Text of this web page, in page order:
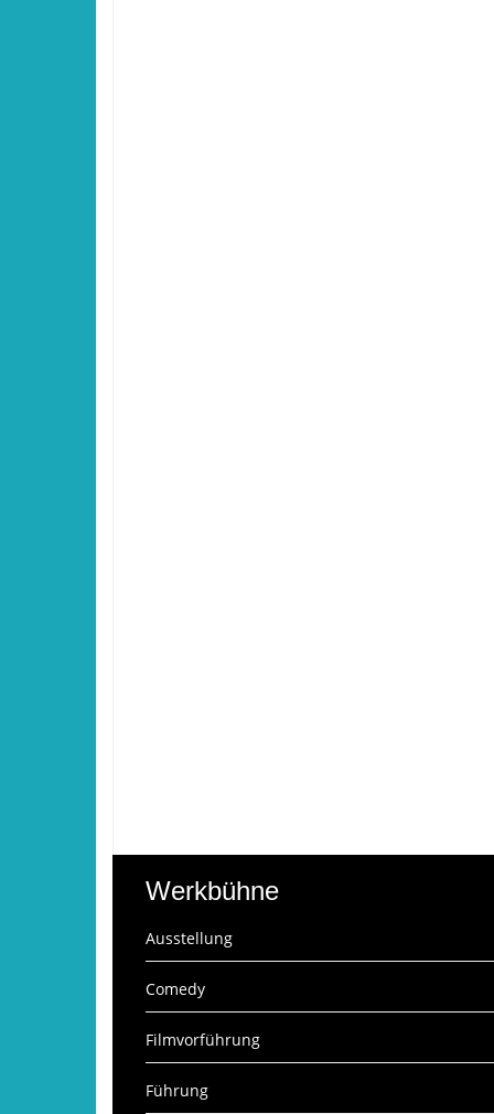
Werkbühne
Ausstellung
Comedy
Filmvorführung
Führung